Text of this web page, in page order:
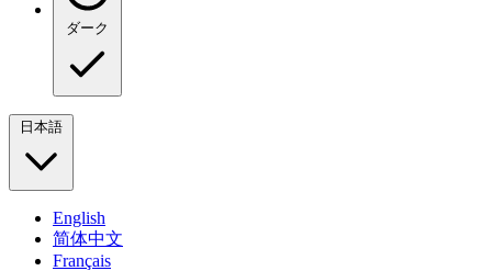
ダーク
日本語
English
简体中文
Français